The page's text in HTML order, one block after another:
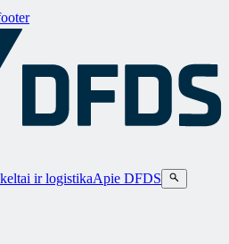
ir logistikaApie DFDS